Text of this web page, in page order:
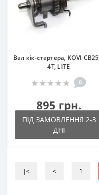
Вал кік-стартера, KOVI
4Т, LITE
0
895 грн.
ПІД ЗАМОВЛЕННЯ 2-3
ДНІ
|< < 1